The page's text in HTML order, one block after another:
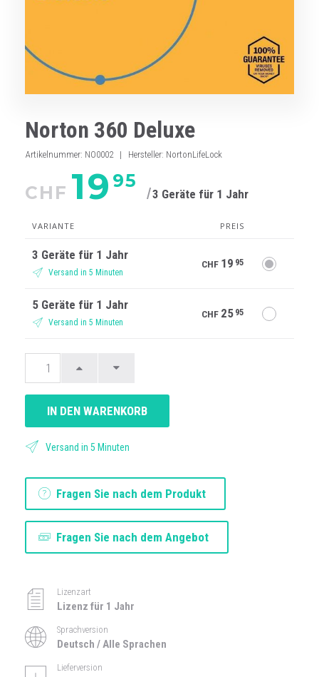
Norton 360 Deluxe
Artikelnummer: NO0002| Hersteller: NortonLifeLock
CHF 19 95
3 Geräte für 1 Jahr
VARIANTE PREIS
3 Geräte für 1 Jahr
Versand in 5 Minuten
CHF 19 95
5 Geräte für 1 Jahr
Versand in 5 Minuten
CHF 25 95
IN DEN WARENKORB
Versand in 5 Minuten
Fragen Sie nach dem Produkt
Fragen Sie nach dem Angebot
Lizenzart
Lizenz für 1 Jahr
Sprachversion
Deutsch / Alle Sprachen
Lieferversion